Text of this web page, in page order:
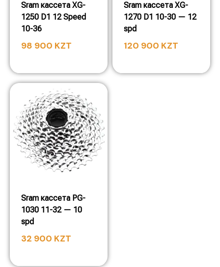
Sram кассета XG-
1250 D1 12 Speed
10-36
98 900 KZT
Sram кассета XG-
1270 D1 10-30 — 12
spd
120 900 KZT
Sram кассета PG-
1030 11-32 — 10
spd
32 900 KZT